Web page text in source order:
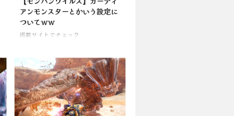
アンモンスターとかいう設定に
ついてｗｗ
掲載サイトでチェック